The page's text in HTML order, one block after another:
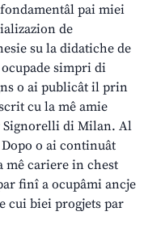
pai miei
de
su la didatiche de
simpri di
o ai publicât il prin
cu la mê amie
di Milan. Al
o ai continuât
mê cariere in chest
finî a ocupâmi ancje
cui biei progjets par